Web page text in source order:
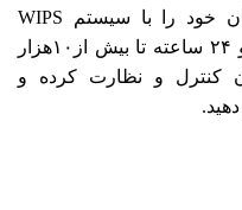
می‌توانید امنیت شبکه‌ wifi سازمان خود را با سیستم WIPS
افزایش دهید و به‌صورت اتوماتیک و ۲۴ ساعته تا بیش از۱۰هزار
کنترل و نظارت کرده و